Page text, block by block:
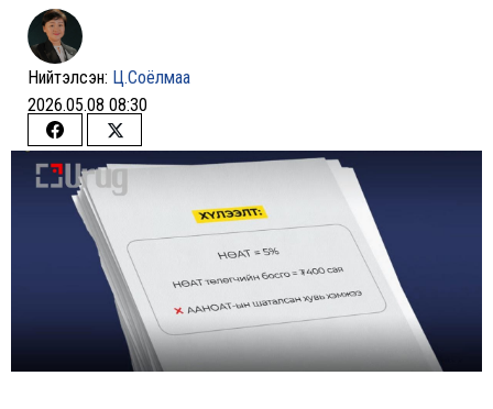
Нийтэлсэн: Ц.Соёлмаа
2026.05.08 08:30
Share
on
Facebook
Share
on